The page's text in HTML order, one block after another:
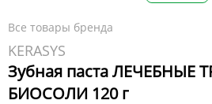
Все товары бренда
KERASYS
Зубная паста ЛЕЧЕБНЫЕ
БИОСОЛИ 120 г